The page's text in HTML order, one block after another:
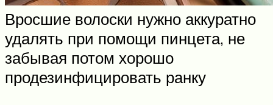
Вросшие волоски нужно аккуратно
удалять при помощи пинцета, не
забывая потом хорошо
продезинфицировать ранку